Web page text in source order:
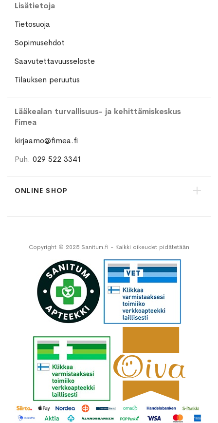
Lisätietoja
Tietosuoja
Sopimusehdot
Saavutettavuusseloste
Tilauksen peruutus
Lääkealan turvallisuus- ja kehittämiskeskus
Fimea
kirjaamo@fimea.fi
Puh. 029 522 3341
ONLINE SHOP
Copyright © 2025 Sanitum.fi - Kaikki oikeudet pidätetään